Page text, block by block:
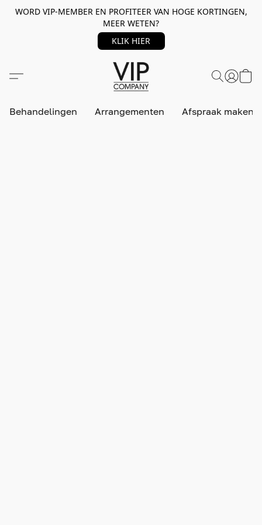
WORD VIP-MEMBER EN PROFITEER VAN HOGE KORTINGEN,
MEER WETEN?
KLIK HIER
Behandelingen Arrangementen Afspraak maken